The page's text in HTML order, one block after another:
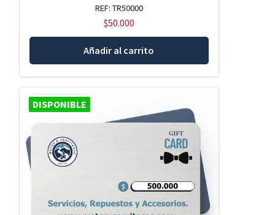
REF: TR50000
$50.000
Añadir al carrito
DISPONIBLE